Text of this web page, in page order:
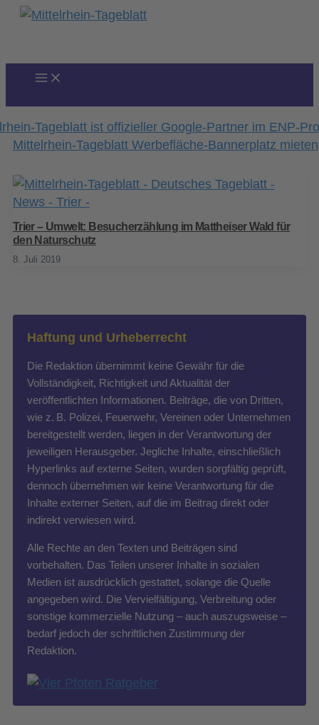
Zum
Trier – Umwelt: Besucherzählung im Mattheiser Wald für
den Naturschutz
8. Juli 2019
Haftung und Urheberrecht
Die Redaktion übernimmt keine Gewähr für die
Vollständigkeit, Richtigkeit und Aktualität der
veröffentlichten Informationen. Beiträge, die von Dritten,
wie z. B. Polizei, Feuerwehr, Vereinen oder Unternehmen
bereitgestellt werden, liegen in der Verantwortung der
jeweiligen Herausgeber. Jegliche Inhalte, einschließlich
Hyperlinks auf externe Seiten, wurden sorgfältig geprüft,
dennoch übernehmen wir keine Verantwortung für die
Inhalte externer Seiten, auf die im Beitrag direkt oder
indirekt verwiesen wird.
Alle Rechte an den Texten und Beiträgen sind
vorbehalten. Das Teilen unserer Inhalte in sozialen
Medien ist ausdrücklich gestattet, solange die Quelle
angegeben wird. Die Vervielfältigung, Verbreitung oder
sonstige kommerzielle Nutzung – auch auszugsweise –
bedarf jedoch der schriftlichen Zustimmung der
Redaktion.